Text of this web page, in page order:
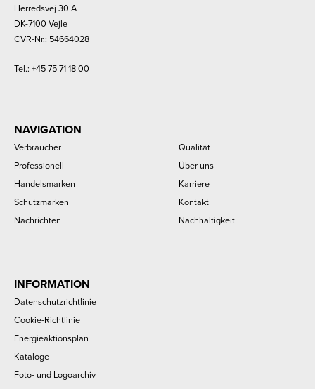
Herredsvej 30 A
DK-7100 Vejle
CVR-Nr.: 54664028
Tel.: +45 75 71 18 00
NAVIGATION
Verbraucher
Professionell
Handelsmarken
Schutzmarken
Nachrichten
Qualität
Über uns
Karriere
Kontakt
Nachhaltigkeit
INFORMATION
Datenschutzrichtlinie
Cookie-Richtlinie
Energieaktionsplan
Kataloge
Foto- und Logoarchiv